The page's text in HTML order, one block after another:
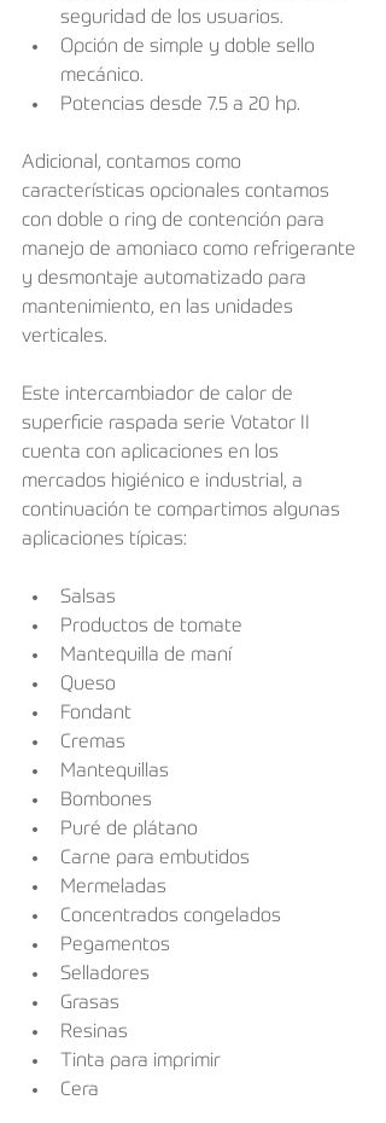
seguridad de los usuarios.
Opción de simple y doble sello
mecánico.
Potencias desde 7.5 a 20 hp.
Adicional, contamos como
características opcionales contamos
con doble o ring de contención para
manejo de amoniaco como refrigerante
y desmontaje automatizado para
mantenimiento, en las unidades
verticales.
Este intercambiador de calor de
superficie raspada serie Votator II
cuenta con aplicaciones en los
mercados higiénico e industrial, a
continuación te compartimos algunas
aplicaciones típicas:
Salsas
Productos de tomate
Mantequilla de maní
Queso
Fondant
Cremas
Mantequillas
Bombones
Puré de plátano
Carne para embutidos
Mermeladas
Concentrados congelados
Pegamentos
Selladores
Grasas
Resinas
Tinta para imprimir
Cera